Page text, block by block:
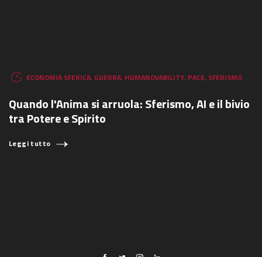
ECONOMIA SFERICA, GUERRA, HUMANOVABILITY, PACE, SFERISMO
Quando l'Anima si arruola: Sferismo, AI e il bivio
tra Potere e Spirito
Leggi tutto